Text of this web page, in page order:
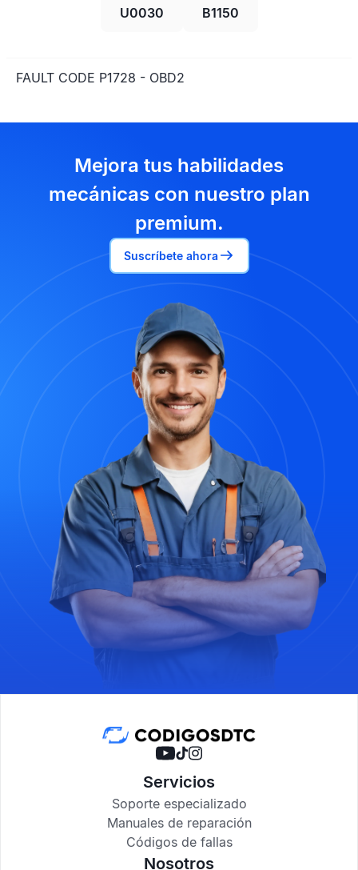
U0030 B1150
FAULT CODE P1728 - OBD2
Mejora tus habilidades
mecánicas con nuestro plan
premium.
Suscríbete ahora
Servicios
Soporte especializado
Manuales de reparación
Códigos de fallas
Nosotros